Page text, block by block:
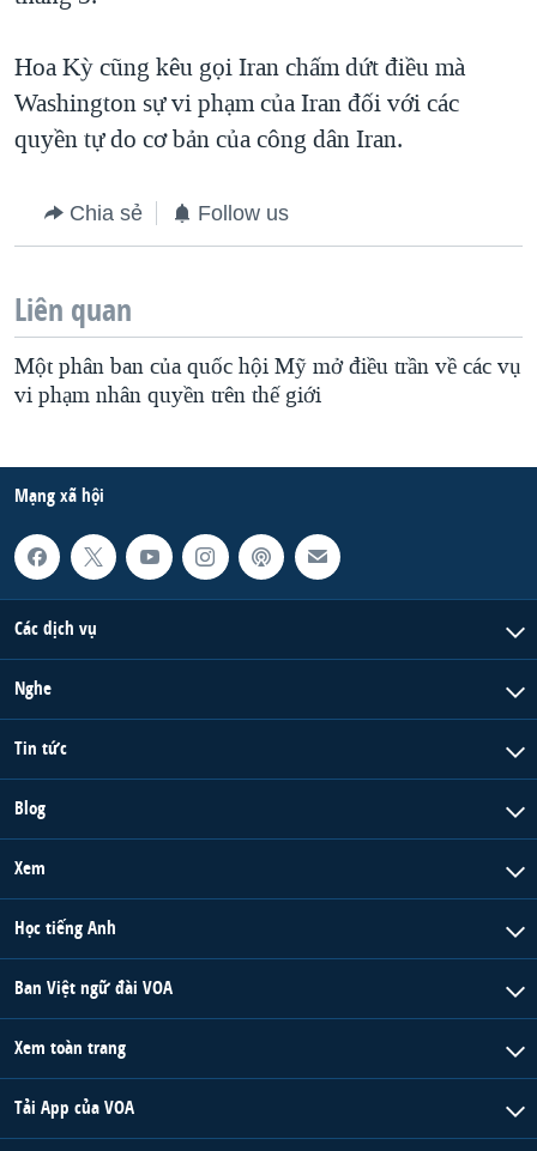
BÊN KIA QUỐC LỘ: TIẾNG VỌNG TỪ NÔNG THÔN MỸ
QUAN HỆ VIỆT MỸ
Hoa Kỳ cũng kêu gọi Iran chấm dứt điều mà
Washington sự vi phạm của Iran đối với các
quyền tự do cơ bản của công dân Iran.
Chia sẻ Follow us
Liên quan
Một phân ban của quốc hội Mỹ mở điều trần về các vụ
vi phạm nhân quyền trên thế giới
Mạng xã hội
Các dịch vụ
Nghe
Tin tức
Blog
Xem
Học tiếng Anh
Ban Việt ngữ đài VOA
Xem toàn trang
Tải App của VOA